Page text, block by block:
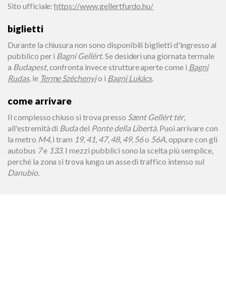
Sito ufficiale:https://www.gellertfurdo.hu/
biglietti
Durante la chiusura non sono disponibili biglietti d'ingresso al
pubblico per i Bagni Gellért. Se desideri una giornata termale
a Budapest, confronta invece strutture aperte come i Bagni
Rudas, le Terme Széchenyio i Bagni Lukács.
come arrivare
Il complesso chiuso si trova presso Szent Gellért tér,
all'estremità di Budadel Ponte della Libertà. Puoi arrivare con
la metro M4, i tram 19, 41, 47, 48, 49, 56o 56A , oppure con gli
autobus 7e 133. I mezzi pubblici sono la scelta più semplice,
perché la zona si trova lungo un asse di traffico intenso sul
Danubio.